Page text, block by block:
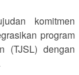
komitmen
program
(TJSL) dengan